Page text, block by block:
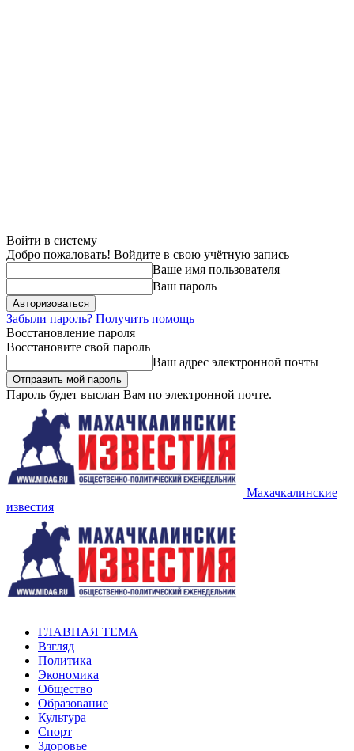
Войти в систему
Добро пожаловать! Войдите в свою учётную запись
Ваше имя пользователя
Ваш пароль
Забыли пароль? Получить помощь
Восстановление пароля
Восстановите свой пароль
Ваш адрес электронной почты
Пароль будет выслан Вам по электронной почте.
Махачкалинские
известия
ГЛАВНАЯ ТЕМА
Взгляд
Политика
Экономика
Общество
Образование
Культура
Спорт
Здоровье